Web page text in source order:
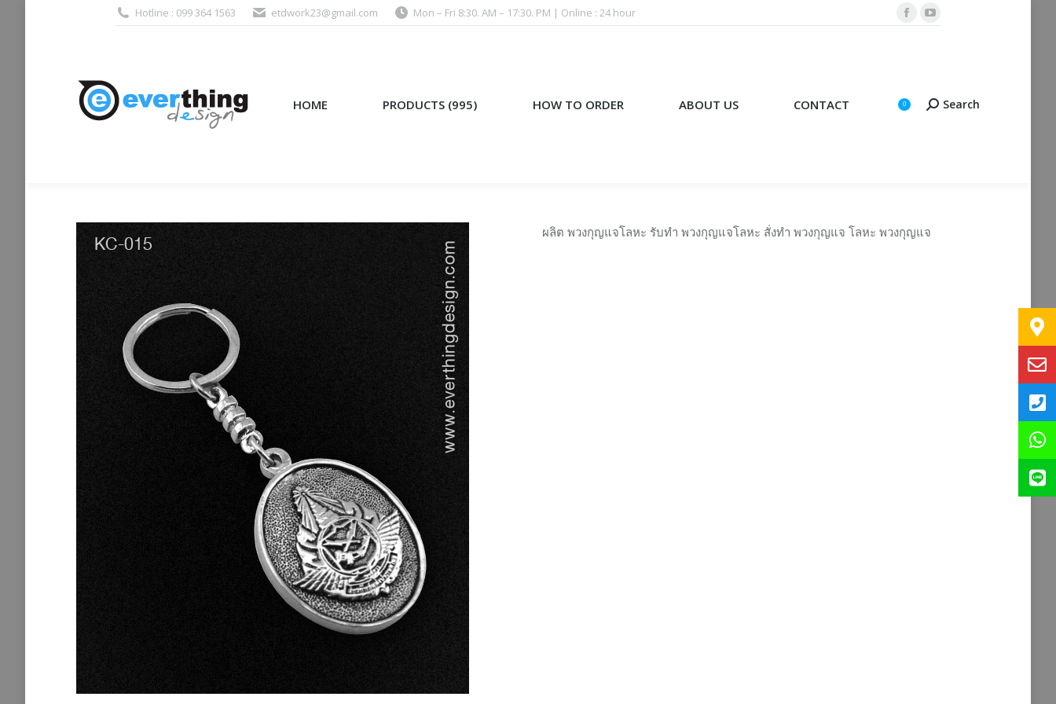
Hotline : 099 364 1563 etdwork23@gmail.com Mon – Fri 8:30. AM – 17:30. PM | Online : 24 hour
Facebook
new
YouTube
new
HOME PRODUCTS (995) HOW TO ORDER ABOUT US CONTACT 0 Search:
Search
ผลิต พวงกุญแจโลหะ รับทำ พวงกุญแจโลหะ สั่งทำ พวงกุญแจ โลหะ พวงกุญแจ
HOME PRODUCTS (995) HOW TO ORDER ABOUT US CONTACT 0 Search:
Search